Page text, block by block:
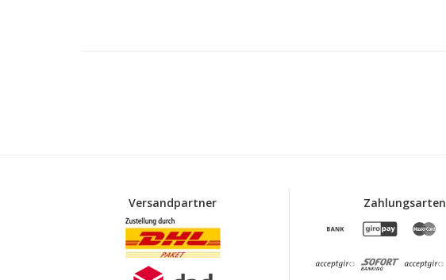
Versandpartner Zahlungsarten